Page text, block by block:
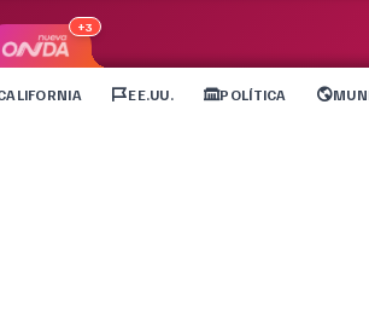
+3
EE.UU. POLÍTICA